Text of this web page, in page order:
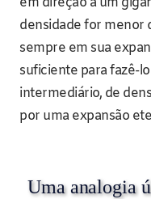
densidade for menor
sempre em sua
suficiente para fazê-
intermediário, de
por uma expansão
Uma analogia